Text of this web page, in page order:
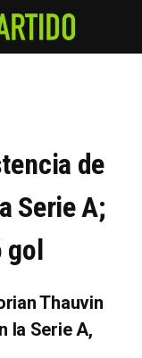
de
Serie A;
gol
Thauvin
la Serie A,